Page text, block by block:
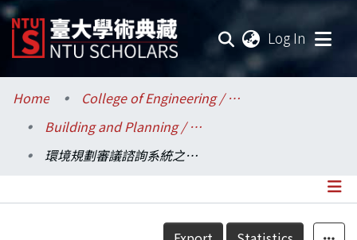
Log In
Communities & Collections
Research Outputs
Home
College of Engineering / 工學院
Building and Planning / 建築與城鄉研究所
環境規劃審議諮詢系統之建立
Details